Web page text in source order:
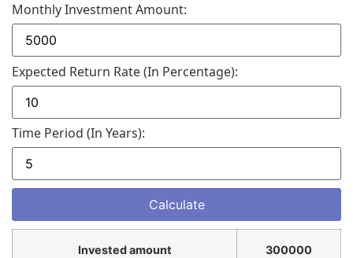
Monthly Investment Amount:
Expected Return Rate (in Percentage):
Time Period (in Years):
Invested amount 300000